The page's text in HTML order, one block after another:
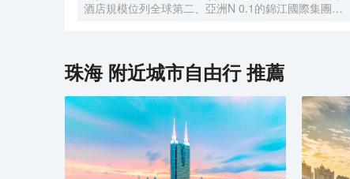
酒店規模位列全球第二、亞洲N 0.1的錦江國際集團旗
情侶路，日月貝，珠海市政府等商圈，距離珠海站，明
珠站打車約20分鐘，周邊永旺超市，揚名廣場，購物
中心，美食購物，一應俱全， 麗怡酒店提供乾淨的住
宿環境和舒適温馨多種房型，滿足您的不同需求，大堂
設置了歡迎角、休閒區，店內WIFI公共區域全覆蓋且
配套設施齊全，設有餐廳、洗衣房及健身房(24小時服
務)等，是您商務、旅遊、會展、休閒的理想選擇
WELCOME HOME心怡之所。 麗怡酒店的標誌造型是
珠海附近城市自由行 推薦